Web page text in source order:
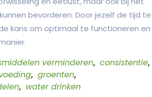
bevorderen. Door jezelf de tijd te
kans om optimaal te functioneren en
verminderen, consistentie,
, groenten,
, water drinken